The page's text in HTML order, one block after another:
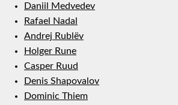
Daniil Medvedev
Rafael Nadal
Andrej Rublëv
Holger Rune
Casper Ruud
Denis Shapovalov
Dominic Thiem